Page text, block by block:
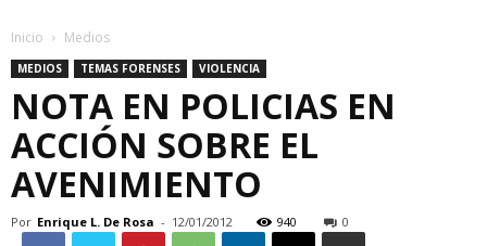
Inicio Medios
MEDIOS TEMAS FORENSES VIOLENCIA
NOTA EN POLICIAS EN
ACCIÓN SOBRE EL
AVENIMIENTO
Por Enrique L. De Rosa - 12/01/2012 940 0